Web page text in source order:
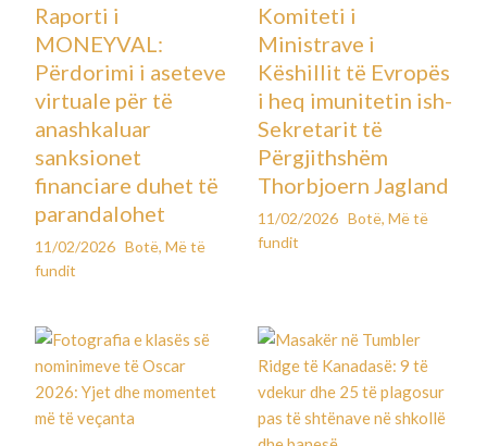
Raporti i
MONEYVAL:
Përdorimi i aseteve
virtuale për të
anashkaluar
sanksionet
financiare duhet të
parandalohet
11/02/2026 Botë,Më të
fundit
Komiteti i
Ministrave i
Këshillit të Evropës
i heq imunitetin ish-
Sekretarit të
Përgjithshëm
Thorbjoern Jagland
11/02/2026 Botë, Më të
fundit